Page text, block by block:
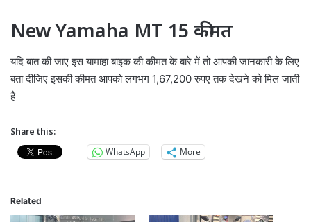
New Yamaha MT 15 कीमत
यदि बात की जाए इस यामाहा बाइक की कीमत के बारे में तो आपकी जानकारी के लिए
बता दीजिए इसकी कीमत आपको लगभग 1,67,200 रुपए तक देखने को मिल जाती
है
Share this:
WhatsApp
More
Related